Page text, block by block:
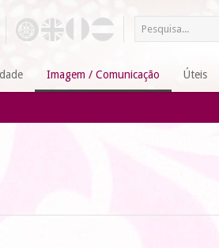
Imagem / Comunicação Úteis